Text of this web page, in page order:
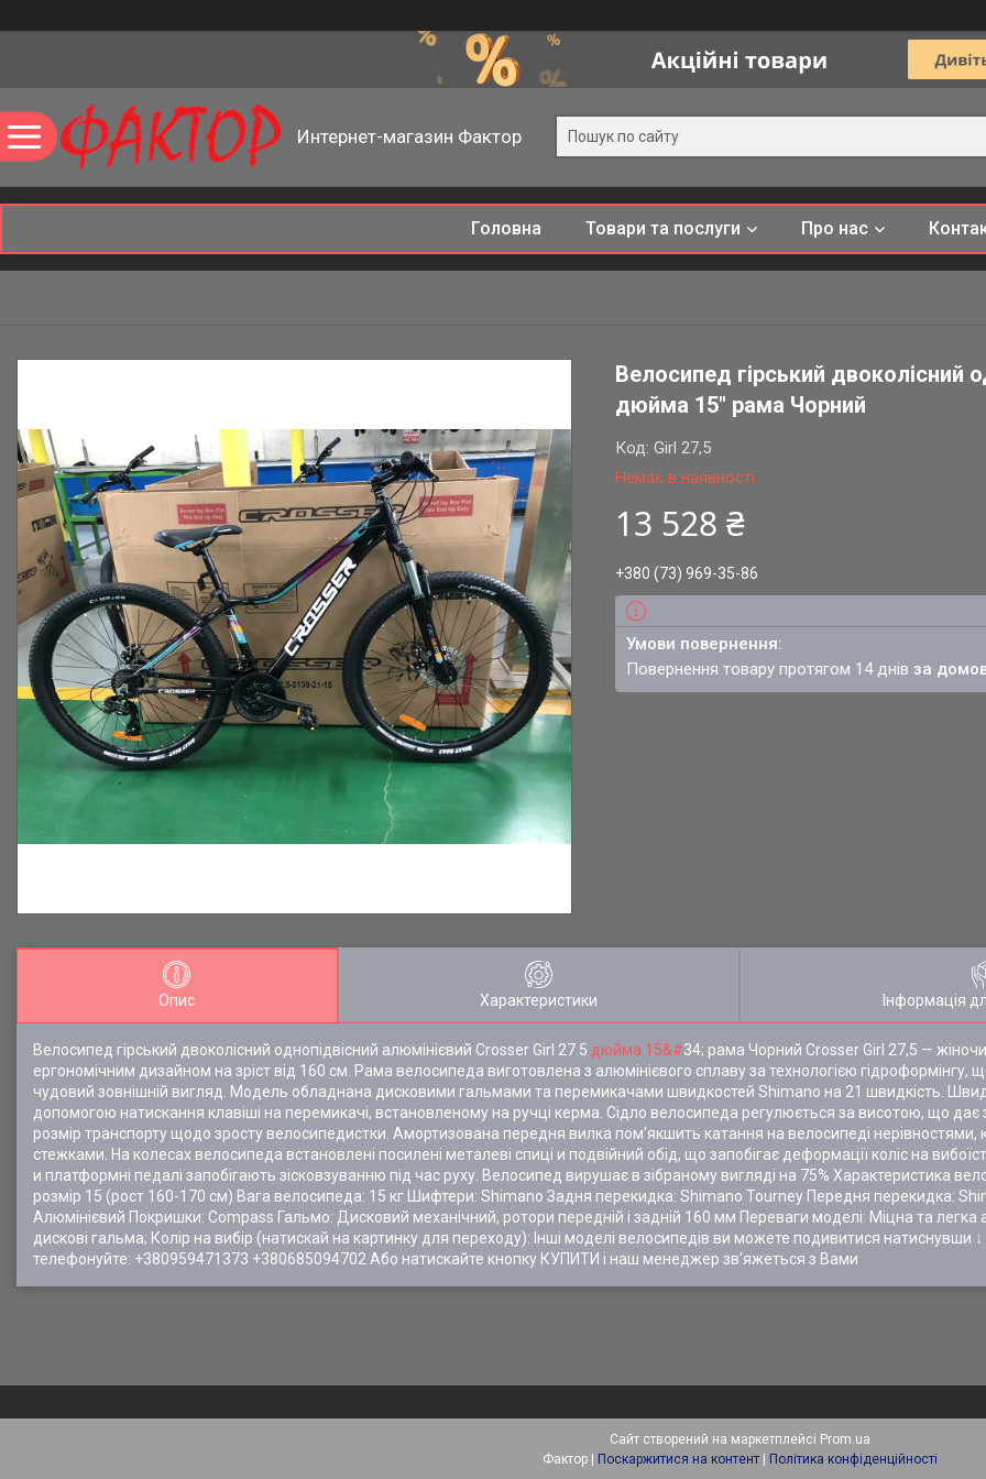
Интернет-магазин Фактор
Головна Товари та послуги Про нас
Велосипед гірський двоколісний
дюйма 15" рама Чорний
Немає в наявності
Код:Girl 27,5
13 528 ₴
+380 (73) 969-35-86
повернення товару протягом 14 днівза
Опис Характеристики Інформація
Велосипед гірський двоколісний однопідвісний алюмінієвий Crosser Girl 27.5 дюйма 15&#34; рама Чорний Crosser Girl 27,5 —
ергономічним дизайном на зріст від 160 см. Рама велосипеда виготовлена з алюмінієвого сплаву за технологією гідроформінгу,
чудовий зовнішній вигляд. Модель обладнана дисковими гальмами та перемикачами швидкостей Shimano на 21 швидкість.
допомогою натискання клавіші на перемикачі, встановленому на ручці керма. Сідло велосипеда регулюється за висотою, що
розмір транспорту щодо зросту велосипедистки. Амортизована передня вилка пом'якшить катання на велосипеді нерівностями,
стежками. На колесах велосипеда встановлені посилені металеві спиці и подвійний обід, що запобігає деформації коліс на
и платформні педалі запобігають зісковзуванню під час руху. Велосипед вирушає в зібраному вигляді на 75% Характеристика
розмір 15 (рост 160-170 см) Вага велосипеда: 15 кг Шифтери: Shimano Задня перекидка: Shimano Tourney Передня перекидка:
Алюмінієвий Покришки: Compass Гальмо: Дисковий механічний, ротори передній і задній 160 мм Переваги моделі: Міцна та легка
дискові гальма; Колір на вибір (натискай на картинку для переходу): Інші моделі велосипедів ви можете подивитися
телефонуйте: +380959471373 +380685094702 Або натискайте кнопку КУПИТИ і наш менеджер зв'яжеться з Вами
Сайт створений на маркетплейсі Prom.ua
Поскаржитися на контент Політика конфіденційності